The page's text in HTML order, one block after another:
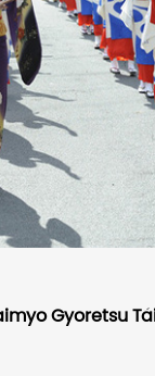
Gyoretsu